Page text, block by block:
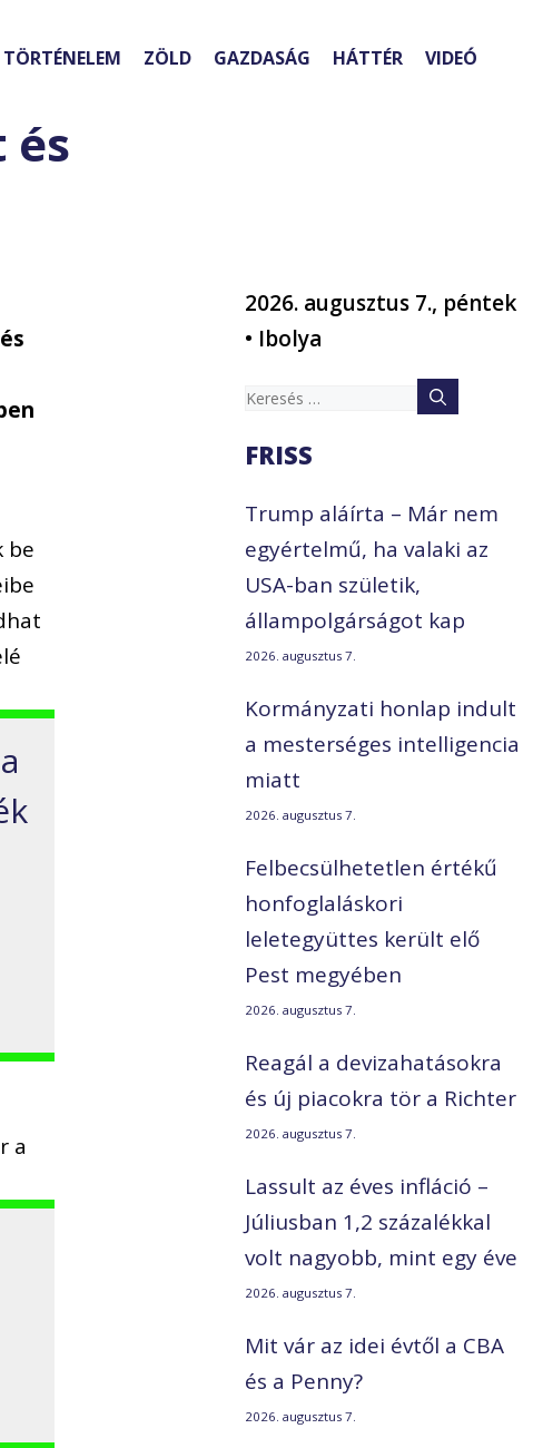
TÖRTÉNELEM ZÖLD GAZDASÁG HÁTTÉR VIDEÓ
be
a
2026. augusztus 7., péntek
• Ibolya
Keresés:
FRISS
Trump aláírta – Már nem
egyértelmű, ha valaki az
USA-ban születik,
állampolgárságot kap
2026. augusztus 7.
Kormányzati honlap indult
a mesterséges intelligencia
miatt
2026. augusztus 7.
Felbecsülhetetlen értékű
honfoglaláskori
leletegyüttes került elő
Pest megyében
2026. augusztus 7.
Reagál a devizahatásokra
és új piacokra tör a Richter
2026. augusztus 7.
Lassult az éves infláció –
Júliusban 1,2 százalékkal
volt nagyobb, mint egy éve
2026. augusztus 7.
Mit vár az idei évtől a CBA
és a Penny?
2026. augusztus 7.